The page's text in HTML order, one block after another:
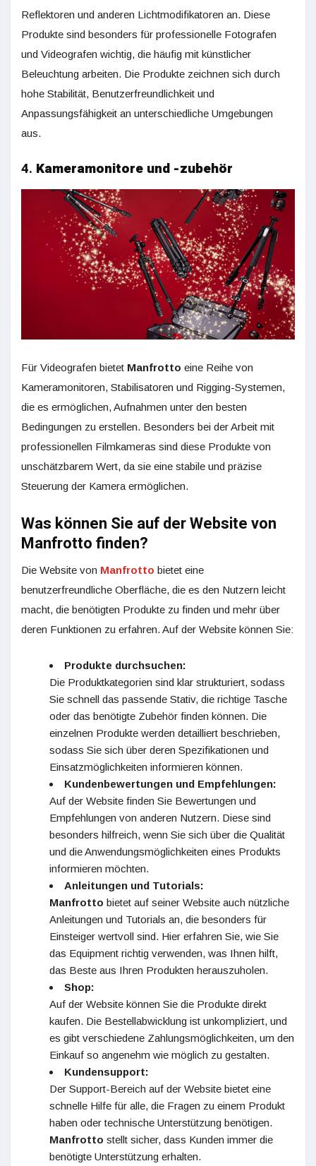
Reflektoren und anderen Lichtmodifikatoren an. Diese
Produkte sind besonders für professionelle Fotografen
und Videografen wichtig, die häufig mit künstlicher
Beleuchtung arbeiten. Die Produkte zeichnen sich durch
hohe Stabilität, Benutzerfreundlichkeit und
Anpassungsfähigkeit an unterschiedliche Umgebungen
aus.
4. Kameramonitore und -zubehör
Für Videografen bietet Manfrotto eine Reihe von
Kameramonitoren, Stabilisatoren und Rigging-Systemen,
die es ermöglichen, Aufnahmen unter den besten
Bedingungen zu erstellen. Besonders bei der Arbeit mit
professionellen Filmkameras sind diese Produkte von
unschätzbarem Wert, da sie eine stabile und präzise
Steuerung der Kamera ermöglichen.
Was können Sie auf der Website von
Manfrotto finden?
Die Website von Manfrotto bietet eine
benutzerfreundliche Oberfläche, die es den Nutzern leicht
macht, die benötigten Produkte zu finden und mehr über
deren Funktionen zu erfahren. Auf der Website können Sie:
Produkte durchsuchen:
Die Produktkategorien sind klar strukturiert, sodass
Sie schnell das passende Stativ, die richtige Tasche
oder das benötigte Zubehör finden können. Die
einzelnen Produkte werden detailliert beschrieben,
sodass Sie sich über deren Spezifikationen und
Einsatzmöglichkeiten informieren können.
Kundenbewertungen und Empfehlungen:
Auf der Website finden Sie Bewertungen und
Empfehlungen von anderen Nutzern. Diese sind
besonders hilfreich, wenn Sie sich über die Qualität
und die Anwendungsmöglichkeiten eines Produkts
informieren möchten.
Anleitungen und Tutorials:
Manfrotto bietet auf seiner Website auch nützliche
Anleitungen und Tutorials an, die besonders für
Einsteiger wertvoll sind. Hier erfahren Sie, wie Sie
das Equipment richtig verwenden, was Ihnen hilft,
das Beste aus Ihren Produkten herauszuholen.
Shop:
Auf der Website können Sie die Produkte direkt
kaufen. Die Bestellabwicklung ist unkompliziert, und
es gibt verschiedene Zahlungsmöglichkeiten, um den
Einkauf so angenehm wie möglich zu gestalten.
Kundensupport:
Der Support-Bereich auf der Website bietet eine
schnelle Hilfe für alle, die Fragen zu einem Produkt
haben oder technische Unterstützung benötigen.
Manfrotto stellt sicher, dass Kunden immer die
benötigte Unterstützung erhalten.